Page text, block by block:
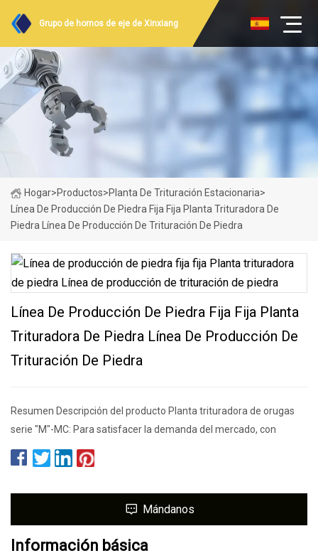
Grupo de hornos de eje de Xinxiang
Hogar>Productos>Planta De Trituración Estacionaria>
Línea De Producción De Piedra Fija Fija Planta Trituradora De
Piedra Línea De Producción De Trituración De Piedra
Línea De Producción De Piedra Fija Fija Planta
Trituradora De Piedra Línea De Producción De
Trituración De Piedra
Resumen Descripción del producto Planta trituradora de orugas
serie "M"-MC: Para satisfacer la demanda del mercado, con
Mándanos
Información básica